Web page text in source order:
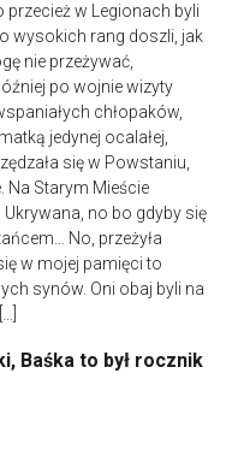
przecież w Legionach byli
wysokich rang doszli, jak
nie przeżywać,
po wojnie wizyty
chłopaków,
jedynej ocalałej,
się w Powstaniu,
Na Starym Mieście
no bo gdyby się
No, przeżyła
w mojej pamięci to
synów. Oni obaj byli na
Baśka to był rocznik